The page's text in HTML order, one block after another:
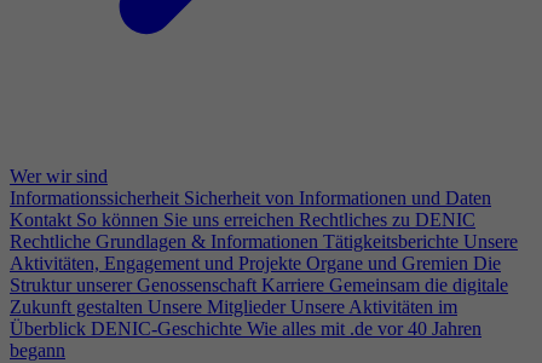
Wer wir sind
Informationssicherheit Sicherheit von Informationen und Daten
Kontakt So können Sie uns erreichen Rechtliches zu DENIC
Rechtliche Grundlagen & Informationen Tätigkeitsberichte Unsere
Aktivitäten, Engagement und Projekte Organe und Gremien Die
Struktur unserer Genossenschaft Karriere Gemeinsam die digitale
Zukunft gestalten Unsere Mitglieder Unsere Aktivitäten im
Überblick DENIC-Geschichte Wie alles mit .de vor 40 Jahren
begann